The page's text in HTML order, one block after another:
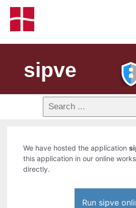
sipve
We have hosted the application
this application in our online
directly.
Run sipve